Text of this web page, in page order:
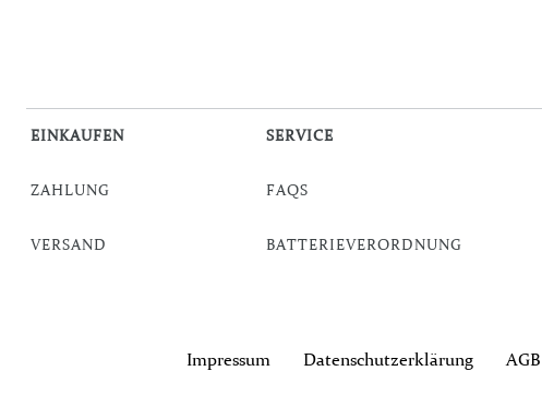
EINKAUFEN
ZAHLUNG
VERSAND
SERVICE
FAQS
BATTERIEVERORDNUNG
Impressum Daten­schutz­erklärung AGB